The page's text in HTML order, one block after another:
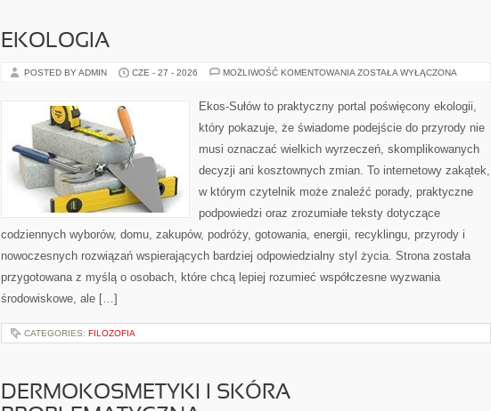
EKOLOGIA
POSTED BY ADMIN CZE - 27 - 2026 MOŻLIWOŚĆ KOMENTOWANIA EKOLOGIA
ZOSTAŁA WYŁĄCZONA
Ekos-Sułów to praktyczny portal poświęcony ekologii,
który pokazuje, że świadome podejście do przyrody nie
musi oznaczać wielkich wyrzeczeń, skomplikowanych
decyzji ani kosztownych zmian. To internetowy zakątek,
w którym czytelnik może znaleźć porady, praktyczne
podpowiedzi oraz zrozumiałe teksty dotyczące
codziennych wyborów, domu, zakupów, podróży, gotowania, energii, recyklingu, przyrody i
nowoczesnych rozwiązań wspierających bardziej odpowiedzialny styl życia. Strona została
przygotowana z myślą o osobach, które chcą lepiej rozumieć współczesne wyzwania
środowiskowe, ale […]
CATEGORIES: FILOZOFIA
DERMOKOSMETYKI I SKÓRA